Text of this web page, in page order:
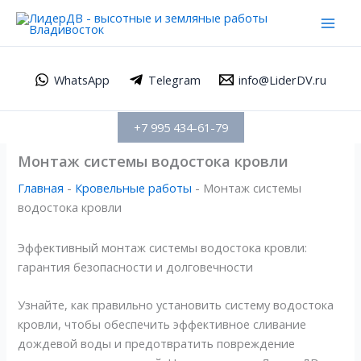
Перейти
содержимому
Main
WhatsApp Telegram info@LiderDV.ru
+7 995 434-61-79
Монтаж системы водостока кровли
Главная - Кровельные работы - Монтаж системы
водостока кровли
Эффективный монтаж системы водостока кровли:
гарантия безопасности и долговечности
Узнайте, как правильно установить систему водостока
кровли, чтобы обеспечить эффективное сливание
дождевой воды и предотвратить повреждение